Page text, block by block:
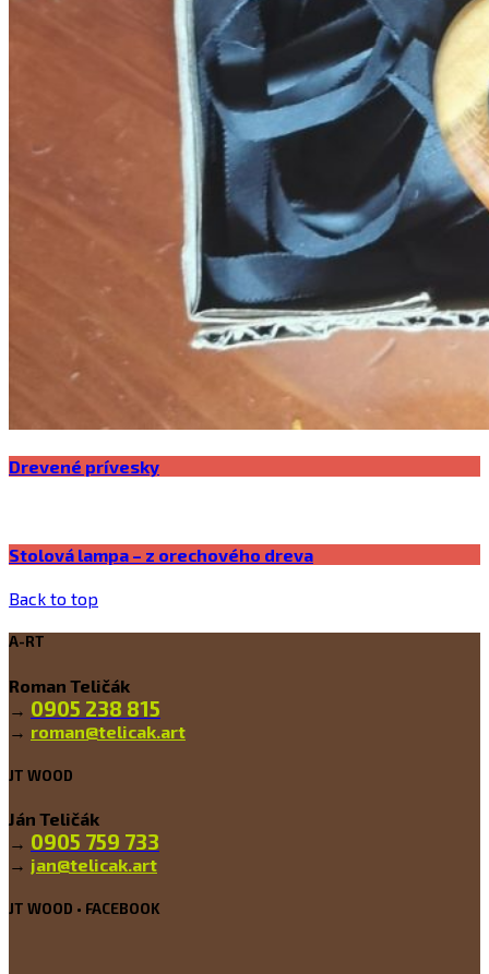
Drevené prívesky
Stolová lampa – z orechového dreva
Back to top
A-RT
Roman Teličák
→ 0905 238 815
→ roman@telicak.art
JT WOOD
Ján Teličák
→ 0905 759 733
→ jan@telicak.art
JT WOOD • FACEBOOK